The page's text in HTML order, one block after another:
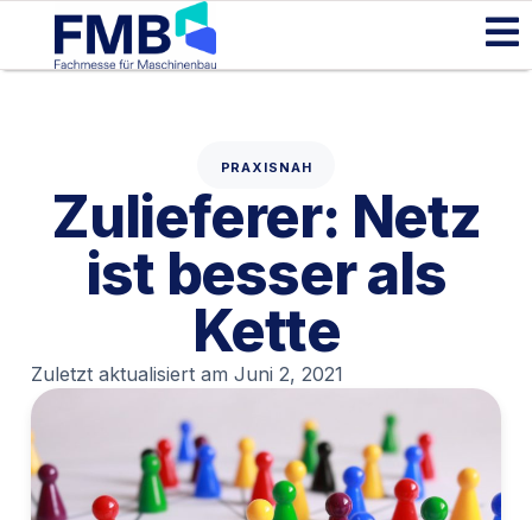
PRAXISNAH
Zulieferer: Netz
ist besser als
Kette
Zuletzt aktualisiert am Juni 2, 2021